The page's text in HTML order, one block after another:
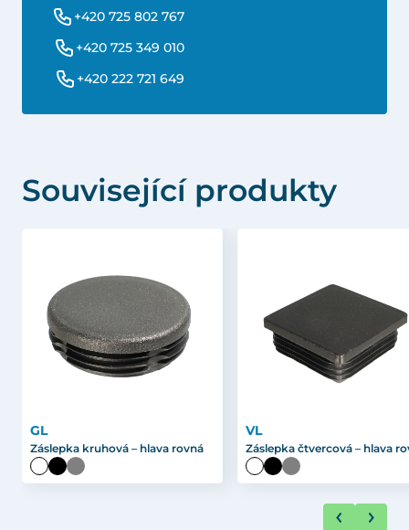
+420 725 802 767
+420 725 349 010
+420 222 721 649
Související produkty
GL
Záslepka kruhová – hlava rovná
VL
Záslepka čtvercová – hlava